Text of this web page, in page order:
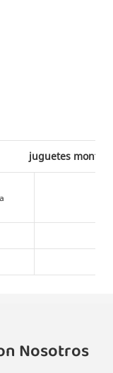
juguetes
Nosotros